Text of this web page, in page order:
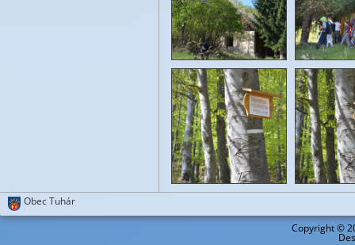
Obec Tuhár
Copyright ©